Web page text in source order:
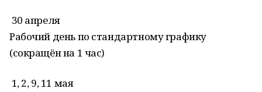
30 апреля
Рабочий день по стандартному графику
(сокращён на 1 час)
1, 2, 9, 11 мая